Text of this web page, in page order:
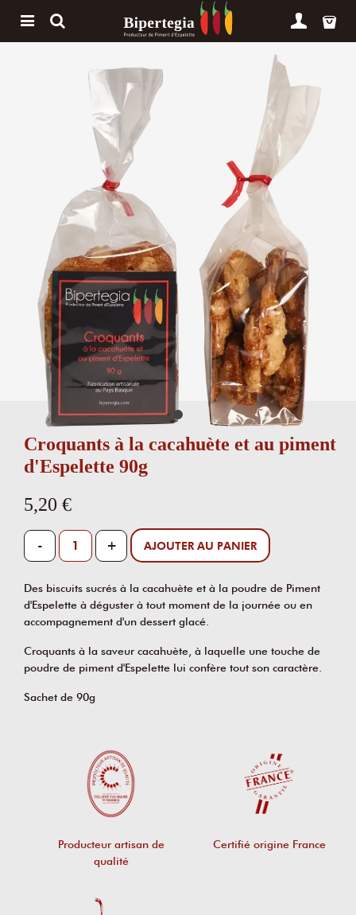
Croquants à la cacahuète et au piment
d'Espelette 90g
5,20 €
- + AJOUTER AU PANIER
Des biscuits sucrés à la cacahuète et à la poudre de Piment
d'Espelette à déguster à tout moment de la journée ou en
accompagnement d'un dessert glacé.
Croquants à la saveur cacahuète, à laquelle une touche de
poudre de piment d'Espelette lui confère tout son caractère.
Sachet de 90g
Producteur artisan de
qualité
Certifié origine France